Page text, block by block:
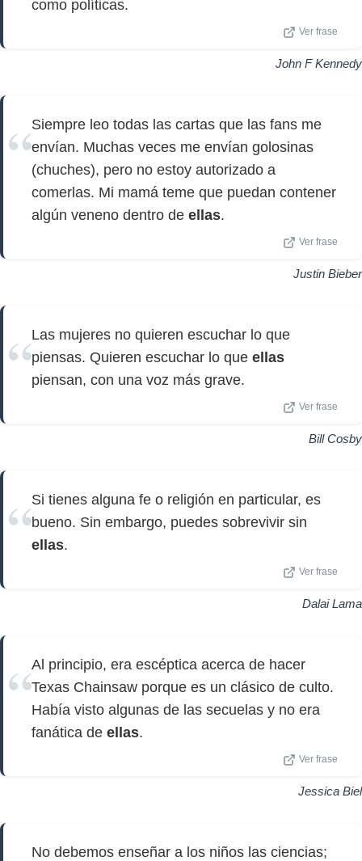
como políticas.
Ver frase
John F Kennedy
Siempre leo todas las cartas que las fans me
envían. Muchas veces me envían golosinas
(chuches), pero no estoy autorizado a
comerlas. Mi mamá teme que puedan contener
algún veneno dentro de ellas.
Ver frase
Justin Bieber
Las mujeres no quieren escuchar lo que
piensas. Quieren escuchar lo que ellas
piensan, con una voz más grave.
Ver frase
Bill Cosby
Si tienes alguna fe o religión en particular, es
bueno. Sin embargo, puedes sobrevivir sin
ellas.
Ver frase
Dalai Lama
Al principio, era escéptica acerca de hacer
Texas Chainsaw porque es un clásico de culto.
Había visto algunas de las secuelas y no era
fanática de ellas.
Ver frase
Jessica Biel
No debemos enseñar a los niños las ciencias;